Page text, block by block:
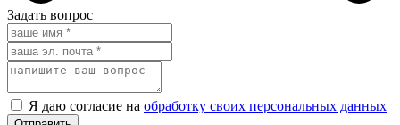
Задать вопрос
Я даю согласие на обработку своих персональных данных